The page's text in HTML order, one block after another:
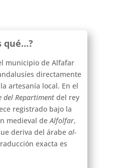
qué…?
municipio de Alfafar
directamente
artesanía local. En el
del Repartimentdel rey
registrado bajo la
medieval de Alfolfar,
deriva del árabe al-
exacta es